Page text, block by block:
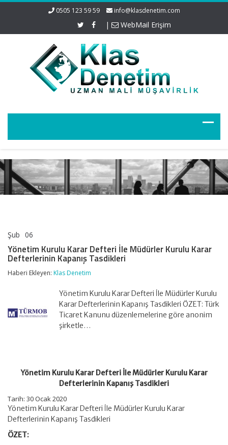
0505 123 59 59 info@klasdenetim.com
| WebMail Erişim
Şub 06
Karar
Defteri
Müdürler
Defterlerinin
Kapanış
Tasdikleri
Yönetim Kurulu Karar Defteri İle Müdürler Kurulu Karar
Defterlerinin Kapanış Tasdikleri
Haberi Ekleyen: Klas Denetim
Yönetim Kurulu Karar Defteri İle Müdürler Kurulu
Karar Defterlerinin Kapanış Tasdikleri ÖZET: Türk
Ticaret Kanunu düzenlemelerine göre anonim
şirketle…
Yönetim Kurulu Karar Defteri İle Müdürler Kurulu Karar
Defterlerinin Kapanış Tasdikleri
Tarih: 30 Ocak 2020
Yönetim Kurulu Karar Defteri İle Müdürler Kurulu Karar
Defterlerinin Kapanış Tasdikleri
ÖZET: